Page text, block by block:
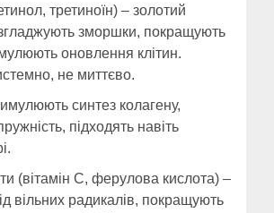
третиноїн) – золотий
зморшки, покращують
оновлення клітин.
не миттєво.
синтез колагену,
підходять навіть
(вітамін С, ферулова кислота) –
вільних радикалів, покращують